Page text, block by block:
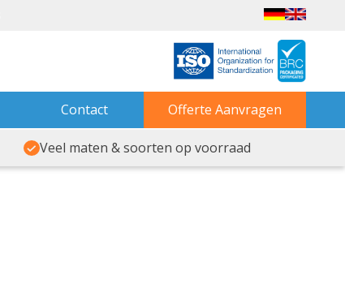
Contact Offerte Aanvragen
Veel maten & soorten op voorraad